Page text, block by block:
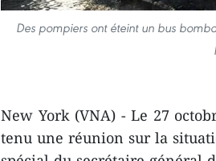
Des pompiers ont éteint un bus
New York (VNA) - Le 27
tenu une réunion sur la